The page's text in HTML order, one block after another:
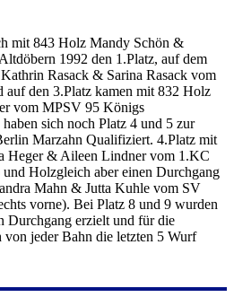
mit 843 Holz Mandy Schön &
1992 den 1.Platz, auf dem
Rasack & Sarina Rasack vom
den 3.Platz kamen mit 832 Holz
vom MPSV 95 Königs
sich noch Platz 4 und 5 zur
Marzahn Qualifiziert. 4.Platz mit
Heger & Aileen Lindner vom 1.KC
Holzgleich aber einen Durchgang
Mahn & Jutta Kuhle vom SV
vorne). Bei Platz 8 und 9 wurden
Durchgang erzielt und für die
jeder Bahn die letzten 5 Wurf